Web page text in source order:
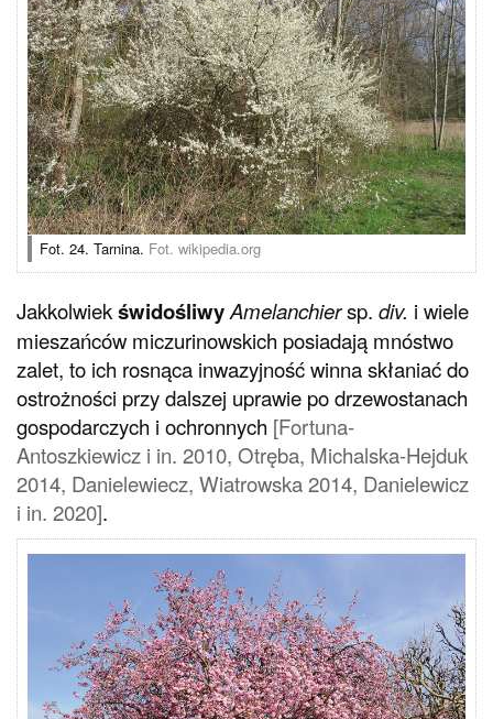
Fot. 24. Tarnina. Fot. wikipedia.org
JakkolwiekświdośliwyAmelanchiersp. div. i wiele
mieszańców miczurinowskich posiadają mnóstwo
zalet, to ich rosnąca inwazyjność winna skłaniać do
ostrożności przy dalszej uprawie po drzewostanach
gospodarczych i ochronnych [Fortuna-
Antoszkiewicz i in. 2010, Otręba, Michalska-Hejduk
2014, Danielewiecz, Wiatrowska 2014, Danielewicz
i in. 2020].